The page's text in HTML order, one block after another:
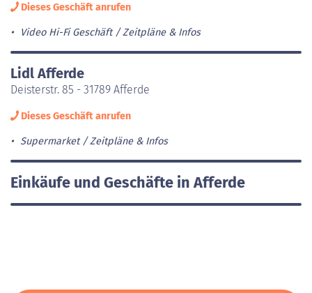
Dieses Geschäft anrufen
Video Hi-Fi Geschäft Zeitpläne & Infos
Lidl Afferde
Deisterstr. 85 - 31789 Afferde
Dieses Geschäft anrufen
Supermarket Zeitpläne & Infos
Einkäufe und Geschäfte in Afferde